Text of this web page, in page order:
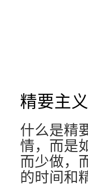
精要主
什么是精
情，而是
而少做，
的时间和